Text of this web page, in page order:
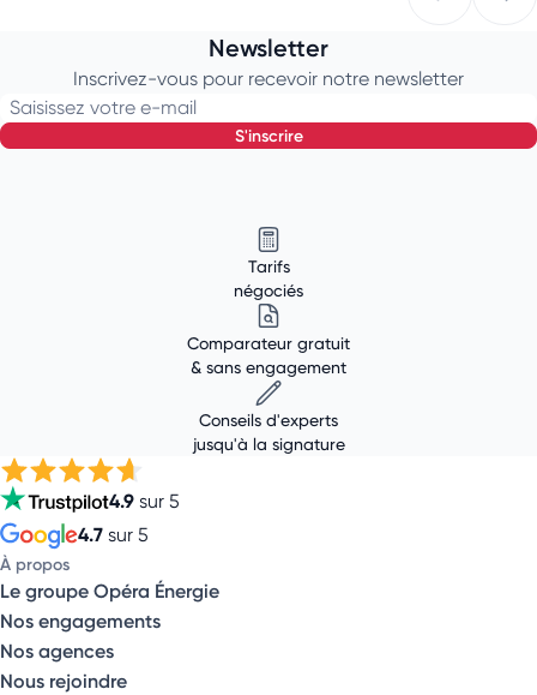
Newsletter
Inscrivez-vous pour recevoir notre newsletter
Saisissez votre e-mail
s'inscrire
Tarifs
négociés
Comparateur gratuit
& sans engagement
Conseils d'experts
jusqu'à la signature
4.9 sur 5
4.7 sur 5
À propos
Le groupe Opéra Énergie
Nos engagements
Nos agences
Nous rejoindre